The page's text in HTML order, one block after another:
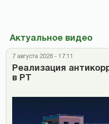
Актуальное видео
7 августа 2026 - 17:11
Реализация
в РТ